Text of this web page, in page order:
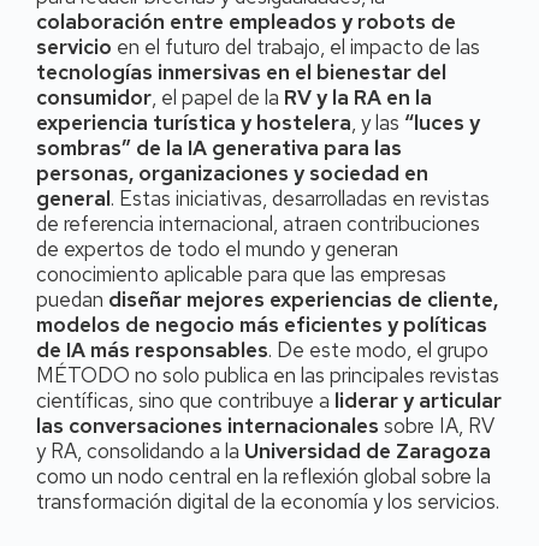
colaboración entre empleados y robots de
servicio en el futuro del trabajo, el impacto de las
tecnologías inmersivas en el bienestar del
consumidor, el papel de la RV y la RA en la
experiencia turística y hostelera, y las “luces y
sombras” de la IA generativa para las
personas, organizaciones y sociedad en
general. Estas iniciativas, desarrolladas en revistas
de referencia internacional, atraen contribuciones
de expertos de todo el mundo y generan
conocimiento aplicable para que las empresas
puedan diseñar mejores experiencias de cliente,
modelos de negocio más eficientes y políticas
de IA más responsables. De este modo, el grupo
MÉTODO no solo publica en las principales revistas
científicas, sino que contribuye a liderar y articular
las conversaciones internacionales sobre IA, RV
y RA, consolidando a la Universidad de Zaragoza
como un nodo central en la reflexión global sobre la
transformación digital de la economía y los servicios.